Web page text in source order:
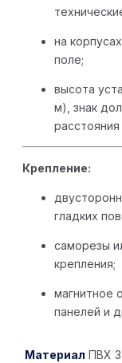
на
поле;
высота
м), знак
Крепление:
гладких
саморезы
крепления;
магнитное
панелей и
Материал ПВХ